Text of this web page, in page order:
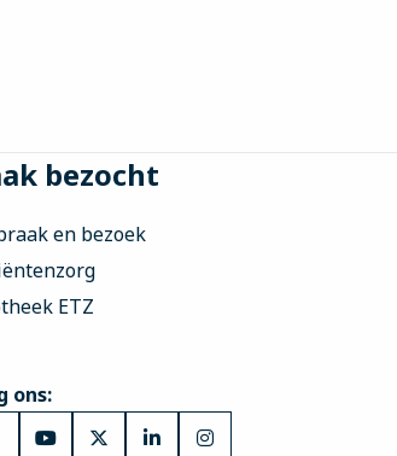
bezocht
en bezoek
ETZ
ons:
Ga Ga Ga Ga